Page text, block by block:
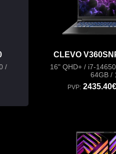
/
CLEVO
16" QHD+ / i7-
64GB /
PVP: 2435.40€